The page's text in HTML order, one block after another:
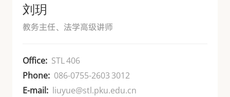
刘玥
教务主任、法学高级讲师
Office: STL 406
Phone: 086-0755-2603 3012
E-mail: liuyue@stl.pku.edu.cn